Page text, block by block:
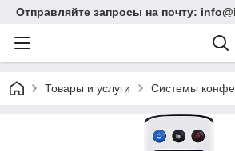
Отправляйте запросы на почту:
Товары и услуги Системы